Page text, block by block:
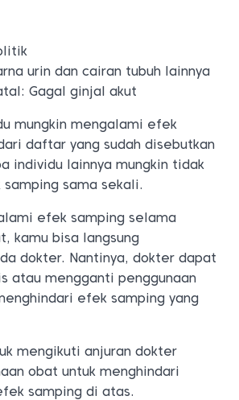
urin dan cairan tubuh lainnya
Gagal ginjal akut
mungkin mengalami efek
daftar yang sudah disebutkan
individu lainnya mungkin tidak
sama sekali.
efek samping selama
kamu bisa langsung
dokter. Nantinya, dokter dapat
atau mengganti penggunaan
efek samping yang
mengikuti anjuran dokter
obat untuk menghindari
samping di atas.